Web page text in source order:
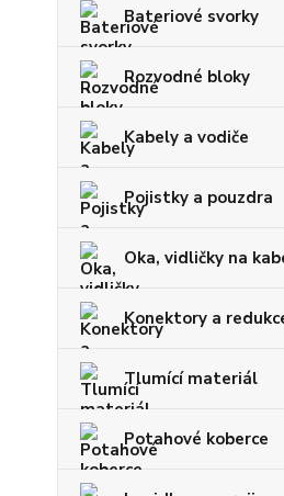
Bateriové svorky
Rozvodné bloky
Kabely a vodiče
Pojistky a pouzdra
Oka, vidličky na
Konektory a
Tlumící materiál
Potahové koberce